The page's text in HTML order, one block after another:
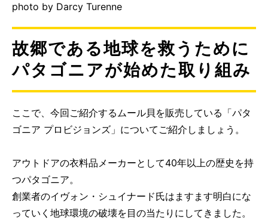
photo by Darcy Turenne
故郷である地球を救うために
パタゴニアが始めた取り組み
ここで、今回ご紹介するムール貝を販売している「パタ
ゴニア プロビジョンズ」についてご紹介しましょう。
アウトドアの衣料品メーカーとして40年以上の歴史を持
つパタゴニア。
創業者のイヴォン・シュイナード氏はますます明白にな
っていく地球環境の破壊を目の当たりにしてきました。